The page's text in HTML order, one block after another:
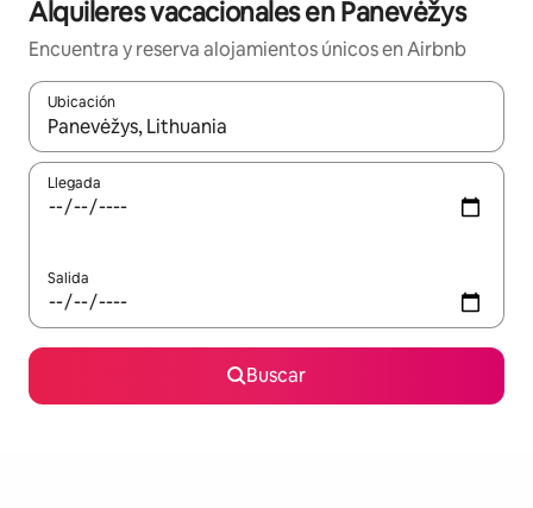
Alquileres vacacionales en Panevėžys
Encuentra y reserva alojamientos únicos en Airbnb
Ubicación
Cuando los resultados estén disponibles, navega con las
Llegada
Salida
Buscar